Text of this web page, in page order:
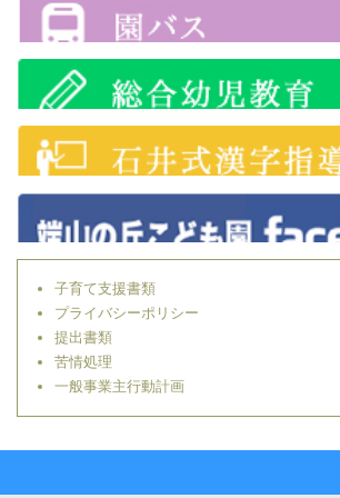
子育て支援書類
プライバシーポリシー
提出書類
苦情処理
一般事業主行動計画